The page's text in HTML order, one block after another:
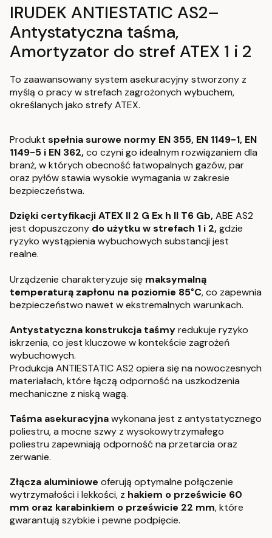
IRUDEK ANTIESTATIC AS2–
Antystatyczna taśma,
Amortyzator do stref ATEX 1 i 2
To zaawansowany system asekuracyjny stworzony z
myślą o pracy w strefach zagrożonych wybuchem,
określanych jako strefy ATEX.
Produkt spełnia surowe normy EN 355, EN 1149-1, EN
1149-5 i EN 362,co czyni go idealnym rozwiązaniem dla
branż, w których obecność łatwopalnych gazów, par
oraz pyłów stawia wysokie wymagania w zakresie
bezpieczeństwa.
Dzięki certyfikacji ATEX II 2 G Ex h II T6 Gb,ABE AS2
jest dopuszczony do użytku w strefach 1 i 2,gdzie
ryzyko wystąpienia wybuchowych substancji jest
realne.
Urządzenie charakteryzuje się maksymalną
temperaturą zapłonu na poziomie 85°C, co zapewnia
bezpieczeństwo nawet w ekstremalnych warunkach.
Antystatyczna konstrukcja taśmyredukuje ryzyko
iskrzenia, co jest kluczowe w kontekście zagrożeń
wybuchowych.
Produkcja ANTIESTATIC AS2 opiera się na nowoczesnych
materiałach, które łączą odporność na uszkodzenia
mechaniczne z niską wagą.
Taśma asekuracyjnawykonana jest z antystatycznego
poliestru, a mocne szwy z wysokowytrzymałego
poliestru zapewniają odporność na przetarcia oraz
zerwanie.
Złącza aluminiowe oferują optymalne połączenie
wytrzymałości i lekkości, z hakiem o prześwicie 60
mm oraz karabinkiem o prześwicie 22 mm, które
gwarantują szybkie i pewne podpięcie.